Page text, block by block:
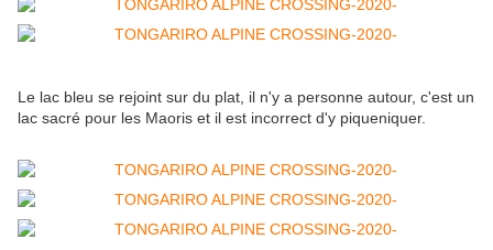
Le lac bleu se rejoint sur du plat, il n'y a personne autour, c'est un
lac sacré pour les Maoris et il est incorrect d'y piqueniquer.